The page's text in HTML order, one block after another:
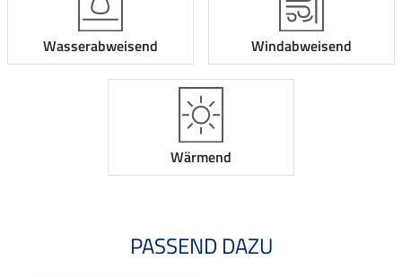
Wasserabweisend Windabweisend
Wärmend
PASSEND DAZU